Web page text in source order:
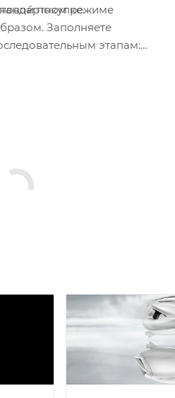
покупке.режиме
Заполняете
этапам:
заказ».